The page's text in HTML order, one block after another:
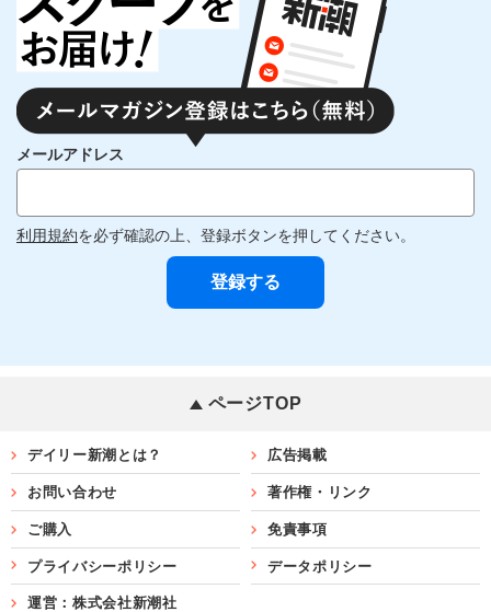
メールアドレス
利用規約を必ず確認の上、登録ボタンを押してください。
ページTOP
デイリー新潮とは？ 広告掲載
お問い合わせ 著作権・リンク
ご購入 免責事項
プライバシーポリシー データポリシー
運営：株式会社新潮社